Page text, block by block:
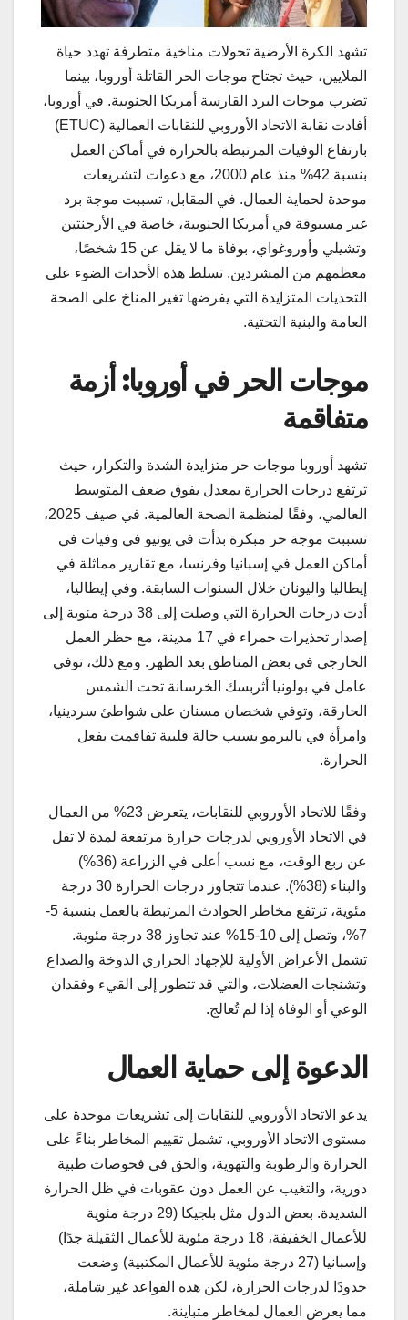
تشهد الكرة الأرضية تحولات مناخية متطرفة تهدد حياة
الملايين، حيث تجتاح موجات الحر القاتلة أوروبا، بينما
تضرب موجات البرد القارسة أمريكا الجنوبية. في أوروبا،
أفادت نقابة الاتحاد الأوروبي للنقابات العمالية (ETUC)
بارتفاع الوفيات المرتبطة بالحرارة في أماكن العمل
بنسبة 42% منذ عام 2000، مع دعوات لتشريعات
موحدة لحماية العمال. في المقابل، تسببت موجة برد
غير مسبوقة في أمريكا الجنوبية، خاصة في الأرجنتين
وتشيلي وأوروغواي، بوفاة ما لا يقل عن 15 شخصًا،
معظمهم من المشردين. تسلط هذه الأحداث الضوء على
التحديات المتزايدة التي يفرضها تغير المناخ على الصحة
العامة والبنية التحتية.
موجات الحر في أوروبا: أزمة
متفاقمة
تشهد أوروبا موجات حر متزايدة الشدة والتكرار، حيث
ترتفع درجات الحرارة بمعدل يفوق ضعف المتوسط
العالمي، وفقًا لمنظمة الصحة العالمية. في صيف 2025،
تسببت موجة حر مبكرة بدأت في يونيو في وفيات في
أماكن العمل في إسبانيا وفرنسا، مع تقارير مماثلة في
إيطاليا واليونان خلال السنوات السابقة. وفي إيطاليا،
أدت درجات الحرارة التي وصلت إلى 38 درجة مئوية إلى
إصدار تحذيرات حمراء في 17 مدينة، مع حظر العمل
الخارجي في بعض المناطق بعد الظهر. ومع ذلك، توفي
عامل في بولونيا أثربسك الخرسانة تحت الشمس
الحارقة، وتوفي شخصان مسنان على شواطئ سردينيا،
وامرأة في باليرمو بسبب حالة قلبية تفاقمت بفعل
الحرارة.
وفقًا للاتحاد الأوروبي للنقابات، يتعرض 23% من العمال
في الاتحاد الأوروبي لدرجات حرارة مرتفعة لمدة لا تقل
عن ربع الوقت، مع نسب أعلى في الزراعة (36%)
والبناء (38%). عندما تتجاوز درجات الحرارة 30 درجة
مئوية، ترتفع مخاطر الحوادث المرتبطة بالعمل بنسبة 5-
7%، وتصل إلى 10-15% عند تجاوز 38 درجة مئوية.
تشمل الأعراض الأولية للإجهاد الحراري الدوخة والصداع
وتشنجات العضلات، والتي قد تتطور إلى القيء وفقدان
الوعي أو الوفاة إذا لم تُعالج.
الدعوة إلى حماية العمال
يدعو الاتحاد الأوروبي للنقابات إلى تشريعات موحدة على
مستوى الاتحاد الأوروبي، تشمل تقييم المخاطر بناءً على
الحرارة والرطوبة والتهوية، والحق في فحوصات طبية
دورية، والتغيب عن العمل دون عقوبات في ظل الحرارة
الشديدة. بعض الدول مثل بلجيكا (29 درجة مئوية
للأعمال الخفيفة، 18 درجة مئوية للأعمال الثقيلة جدًا)
وإسبانيا (27 درجة مئوية للأعمال المكتبية) وضعت
حدودًا لدرجات الحرارة، لكن هذه القواعد غير شاملة،
مما يعرض العمال لمخاطر متباينة.